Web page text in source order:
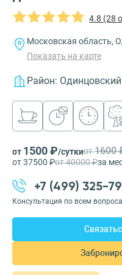
4.8 (28
Московская область,
Показать на карте
Район: Одинцовский
от 1500 ₽/суткиот1600
от 37500 ₽от 40000 ₽за
+7 (499) 325-
Консультация по всем